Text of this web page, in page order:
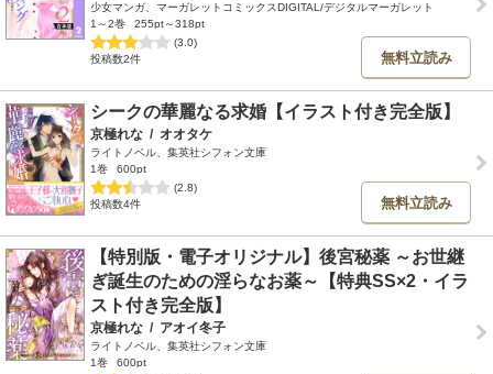
少女マンガ、マーガレットコミックスDIGITAL/デジタルマーガレット
1～2巻
255pt～318pt
(3.0)
投稿数2件
無料立読み
シークの華麗なる求婚【イラスト付き完全版】
京極れな / オオタケ
ライトノベル、集英社シフォン文庫
1巻
600pt
(2.8)
投稿数4件
無料立読み
【特別版・電子オリジナル】後宮秘薬 ～お世継
ぎ誕生のための淫らなお薬～【特典SS×2・イラ
スト付き完全版】
京極れな / アオイ冬子
ライトノベル、集英社シフォン文庫
1巻
600pt